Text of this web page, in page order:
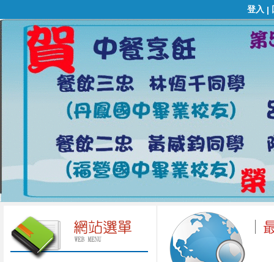
登入 |